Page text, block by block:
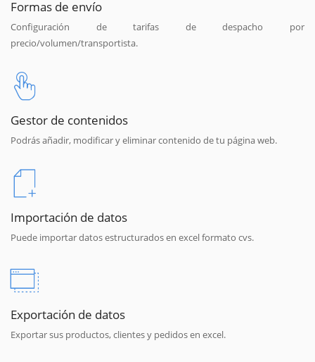
Formas de envío
Configuración de tarifas de despacho por
precio/volumen/transportista.
Gestor de contenidos
Podrás añadir, modificar y eliminar contenido de tu página web.
Importación de datos
Puede importar datos estructurados en excel formato cvs.
Exportación de datos
Exportar sus productos, clientes y pedidos en excel.